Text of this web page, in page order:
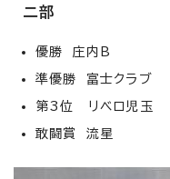
二部
優勝 庄内B
準優勝 富士クラブ
第3位 リベロ児玉
敢闘賞 流星